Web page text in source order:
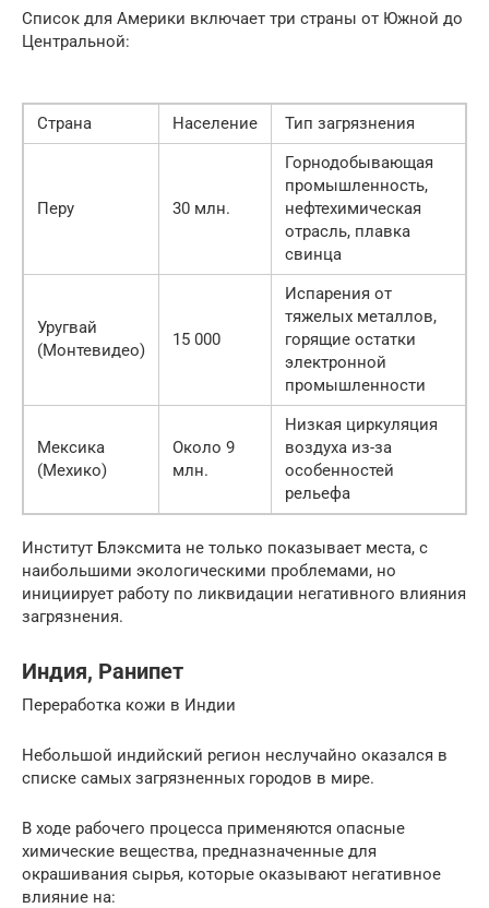
Список для Америки включает три страны от Южной до
Центральной:
Страна Население Тип загрязнения
Перу 30 млн.
Горнодобывающая
промышленность,
нефтехимическая
отрасль, плавка
свинца
Уругвай
(Монтевидео)
15 000
Испарения от
тяжелых металлов,
горящие остатки
электронной
промышленности
Мексика
(Мехико)
Около 9
млн.
Низкая циркуляция
воздуха из-за
особенностей
рельефа
Институт Блэксмита не только показывает места, с
наибольшими экологическими проблемами, но
инициирует работу по ликвидации негативного влияния
загрязнения.
Индия, Ранипет
Переработка кожи в Индии
Небольшой индийский регион неслучайно оказался в
списке самых загрязненных городов в мире.
В ходе рабочего процесса применяются опасные
химические вещества, предназначенные для
окрашивания сырья, которые оказывают негативное
влияние на: